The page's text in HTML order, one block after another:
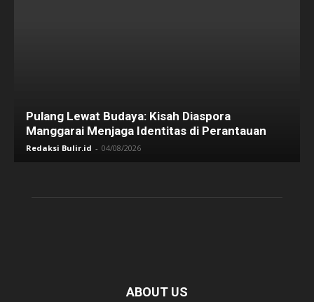
Pulang Lewat Budaya: Kisah Diaspora
Manggarai Menjaga Identitas di Perantauan
Redaksi Bulir.id - 04/08/2026
ABOUT US